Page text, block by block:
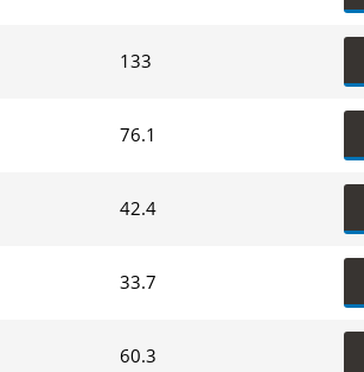
133
76.1
42.4
33.7
60.3